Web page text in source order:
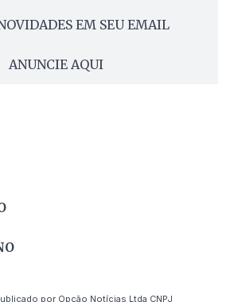
EM SEU EMAIL
ANUNCIE AQUI
por Opção Notícias Ltda CNPJ